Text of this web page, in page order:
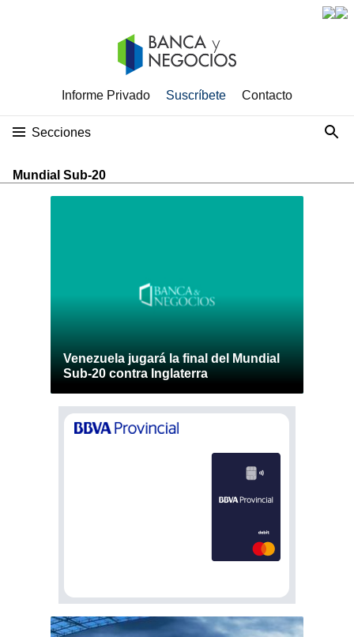
Informe Privado Suscríbete Contacto
Secciones
Mundial Sub-20
Venezuela jugará la final del Mundial
Sub-20 contra Inglaterra